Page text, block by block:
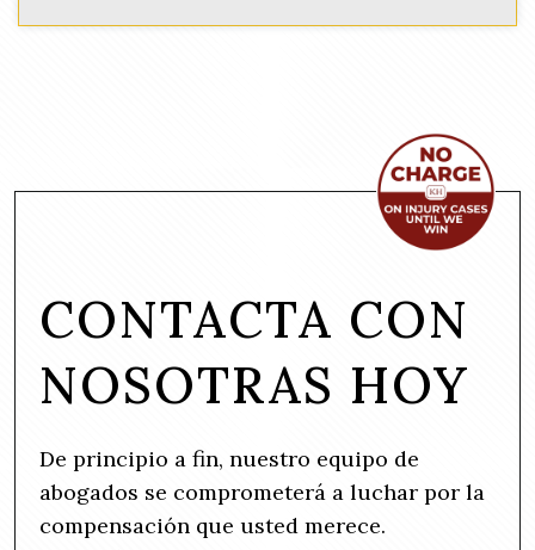
CONTACTA CON
NOSOTRAS HOY
De principio a fin, nuestro equipo de
abogados se comprometerá a luchar por la
compensación que usted merece.